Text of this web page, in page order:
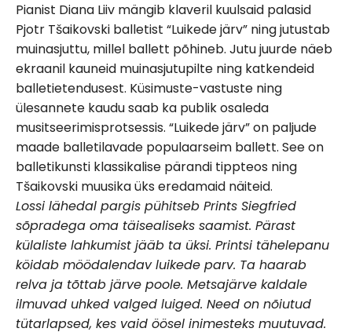
Pianist Diana Liiv mängib klaveril kuulsaid palasid
Pjotr Tšaikovski balletist “Luikede järv” ning jutustab
muinasjuttu, millel ballett põhineb. Jutu juurde näeb
ekraanil kauneid muinasjutupilte ning katkendeid
balletietendusest. Küsimuste-vastuste ning
ülesannete kaudu saab ka publik osaleda
musitseerimisprotsessis. “Luikede järv” on paljude
maade balletilavade populaarseim ballett. See on
balletikunsti klassikalise pärandi tippteos ning
Tšaikovski muusika üks eredamaid näiteid.
Lossi lähedal pargis pühitseb Prints Siegfried
sõpradega oma täisealiseks saamist. Pärast
külaliste lahkumist jääb ta üksi. Printsi tähelepanu
köidab möödalendav luikede parv. Ta haarab
relva ja tõttab järve poole. Metsajärve kaldale
ilmuvad uhked valged luiged. Need on nõiutud
tütarlapsed, kes vaid öösel inimesteks muutuvad.